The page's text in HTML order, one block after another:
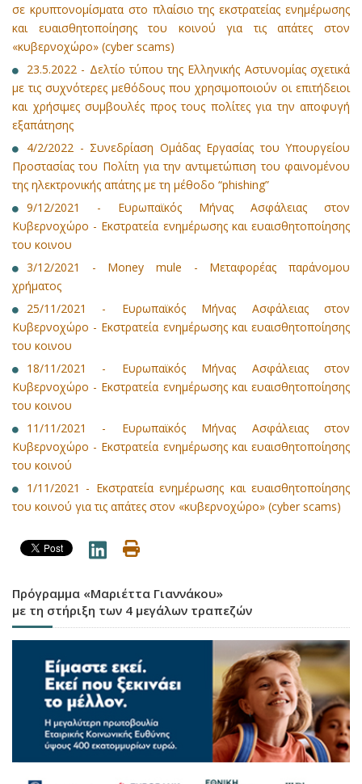
σε κρυπτονομίσματα στο πλαίσιο της εκστρατείας ενημέρωσης
και ευαισθητοποίησης του κοινού για τις απάτες στον
«κυβερνοχώρο» (cyber scams)
23.5.2022 - Δελτίο τύπου της Ελληνικής Αστυνομίας σχετικά
με τις συχνότερες μεθόδους που χρησιμοποιούν οι επιτήδειοι
και χρήσιμες συμβουλές προς τους πολίτες για την αποφυγή
εξαπάτησης
4/2/2022 - Συνεδρίαση Ομάδας Εργασίας του Υπουργείου
Προστασίας του Πολίτη για την αντιμετώπιση του φαινομένου
της ηλεκτρονικής απάτης με τη μέθοδο “phishing”
9/12/2021 - Ευρωπαϊκός Μήνας Ασφάλειας στον
Κυβερνοχώρο - Εκστρατεία ενημέρωσης και ευαισθητοποίησης
του κοινου
3/12/2021 - Money mule - Μεταφορέας παράνομου
χρήματος
25/11/2021 - Ευρωπαϊκός Μήνας Ασφάλειας στον
Κυβερνοχώρο - Εκστρατεία ενημέρωσης και ευαισθητοποίησης
του κοινου
18/11/2021 - Ευρωπαϊκός Μήνας Ασφάλειας στον
Κυβερνοχώρο - Εκστρατεία ενημέρωσης και ευαισθητοποίησης
του κοινου
11/11/2021 - Ευρωπαϊκός Μήνας Ασφάλειας στον
Κυβερνοχώρο - Εκστρατεία ενημέρωσης και ευαισθητοποίησης
του κοινού
1/11/2021 - Εκστρατεία ενημέρωσης και ευαισθητοποίησης
του κοινού για τις απάτες στον «κυβερνοχώρο» (cyber scams)
Πρόγραμμα «Μαριέττα Γιαννάκου»
με τη στήριξη των 4 μεγάλων τραπεζών